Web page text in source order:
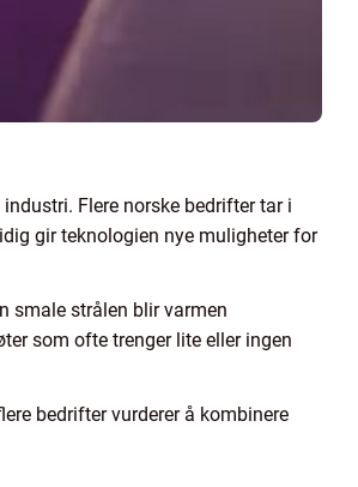
Flere norske bedrifter tar i
gir teknologien nye muligheter for
smale strålen blir varmen
som ofte trenger lite eller ingen
bedrifter vurderer å kombinere